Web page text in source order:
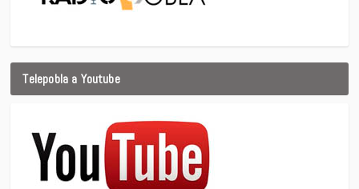
Telepobla a Youtube